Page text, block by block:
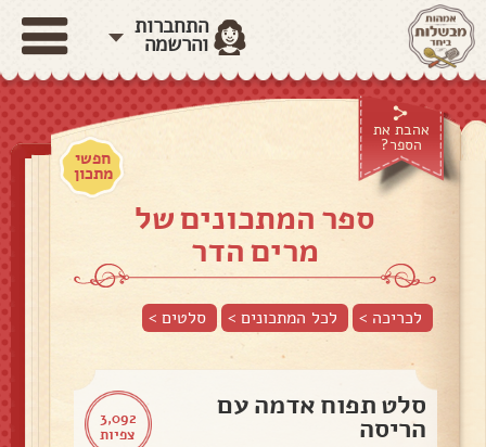
התחברות
והרשמה
אהבת את
הספר?
חפשי
מתכון
ספר המתכונים של
מרים הדר
לכריכה > לכל המתכונים > סלטים>
3,092
צפיות
סלט תפוח אדמה עם
הריסה